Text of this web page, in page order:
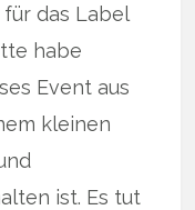
das Label
habe
Event aus
kleinen
ist. Es tut